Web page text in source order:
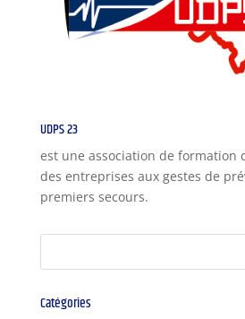
UDPS 23
est une association de formation
des entreprises aux gestes de
premiers secours.
Catégories